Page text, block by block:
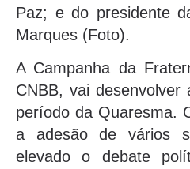
Paz; e do presidente
Marques (Foto).
A Campanha da
CNBB, vai
período da Quaresma.
a adesão de vários
elevado o debate